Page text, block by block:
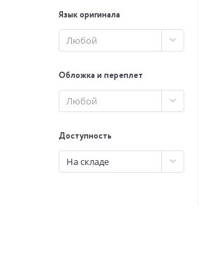
Язык оригинала
Любой
Обложка и переплет
Любой
Доступность
На складе